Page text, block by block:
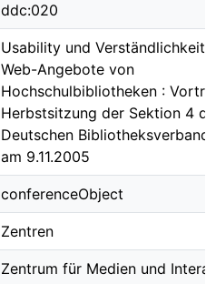
ddc:020
Usability und Verständlichkeit
Web-Angebote von
Hochschulbibliotheken :
Herbstsitzung der Sektion 4
Deutschen
am 9.11.2005
conferenceObject
Zentren
Zentrum für Medien und